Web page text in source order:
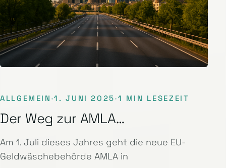
ALLGEMEIN ·1. JUNI 2025·1 MIN LESEZEIT
Der Weg zur AMLA…
Am 1. Juli dieses Jahres geht die neue EU-
Geldwäschebehörde AMLA in